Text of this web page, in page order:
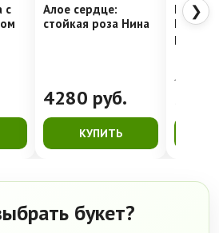
с
Алое сердце:
стойкая роза Нина
4280 руб.
КУПИТЬ
Недели
4762
❯
букет?